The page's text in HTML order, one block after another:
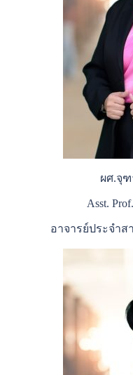
ผศ.จุ
Asst.
อาจารย์ประจำ